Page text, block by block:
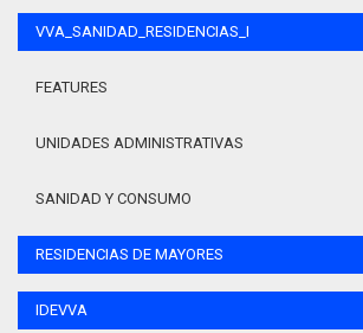
VVA_SANIDAD_RESIDENCIAS_MAYORES_105
FEATURES
UNIDADES ADMINISTRATIVAS
SANIDAD Y CONSUMO
RESIDENCIAS DE MAYORES
IDEVVA